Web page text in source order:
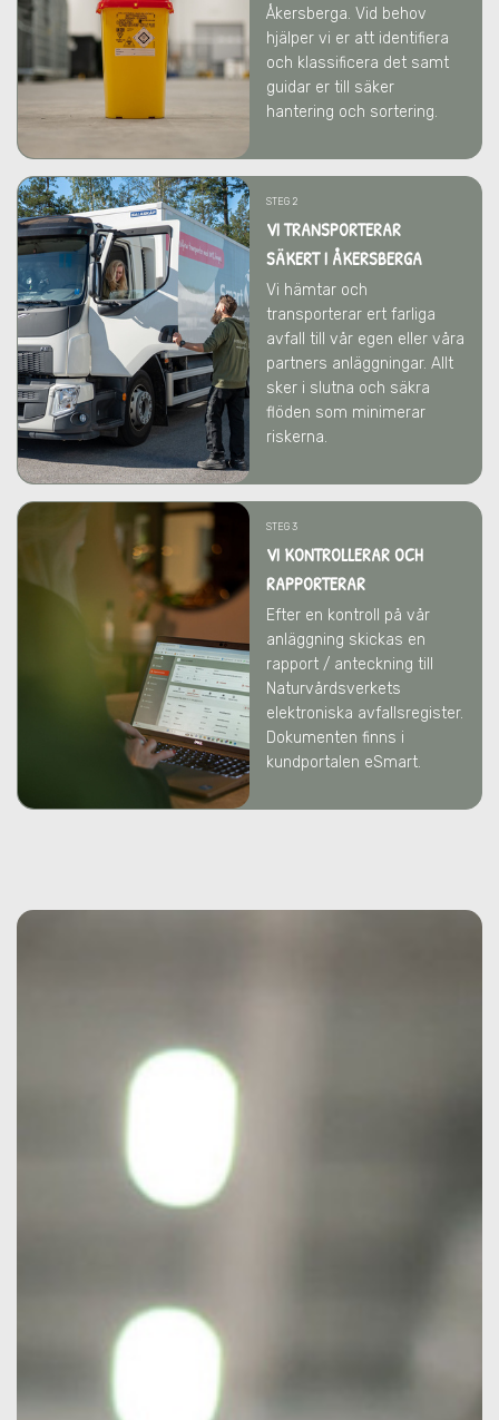
Åkersberga. Vid behov
hjälper vi er att identifiera
och klassificera det samt
guidar er till säker
hantering och sortering.
STEG 2
VI TRANSPORTERAR
SÄKERT I ÅKERSBERGA
Vi hämtar och
transporterar ert farliga
avfall till vår egen eller våra
partners anläggningar. Allt
sker i slutna och säkra
flöden som minimerar
riskerna.
STEG 3
VI KONTROLLERAR OCH
RAPPORTERAR
Efter en kontroll på vår
anläggning skickas en
rapport / anteckning till
Naturvårdsverkets
elektroniska avfallsregister.
Dokumenten finns i
kundportalen eSmart.